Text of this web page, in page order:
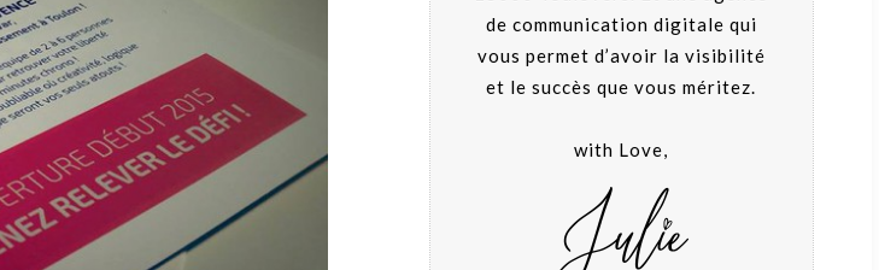
de communication digitale qui
vous permet d’avoir la visibilité
et le succès que vous méritez.
with Love,